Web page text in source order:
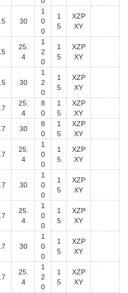
30
1
0
0
1
5
XZP
XY
25.
4
1
2
0
1
5
XZP
XY
30
1
2
0
1
5
XZP
XY
25.
4
8
0
1
5
XZP
XY
30
8
0
1
5
XZP
XY
25.
4
1
0
0
1
5
XZP
XY
30
1
0
0
1
5
XZP
XY
25.
4
1
0
0
1
5
XZP
XY
30
1
0
0
1
5
XZP
XY
25.
4
1
2
0
1
5
XZP
XY